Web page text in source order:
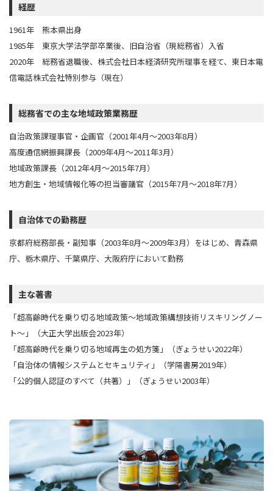
経歴
1961年 熊本県出身
1985年 東京大学法学部卒業後、旧自治省（現総務省）入省
2020年 総務省退職後、株式会社日本経済研究所理事を経て、東日本電
信電話株式会社特別参与（現在）
総務省での主な地域政策業務歴
自治政策課理事官・企画官（2001年4月～2003年8月）
高度通信網振興課長（2009年4月～2011年3月）
地域政策課長（2012年4月～2015年7月）
地方創生・地域情報化等の担当審議官（2015年7月～2018年7月）
自治体での勤務歴
京都府総務部長・副知事（2003年8月～2009年3月）をはじめ、青森県
庁、栃木県庁、千葉県庁、大阪府庁において勤務
主な著書
「超高齢時代を乗り切る地域政策～地域政策構想技術リスキリングノー
ト～」（大正大学出版会2023年）
「超高齢時代を乗り切る地域再生の処方箋」（ぎょうせい2022年）
「自治体の情報システムとセキュリティ」（学陽書房2019年）
「公的個人認証のすべて（共著）」（ぎょうせい2003年）